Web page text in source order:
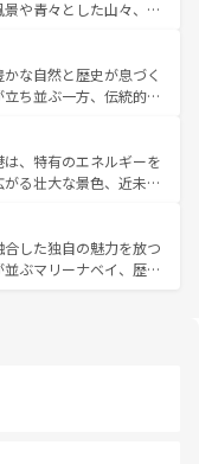
いる。夜には、韓国な
な魅力を心ゆくまで味
、新着の韓国情報はコンテンツ一
や青々とした山々、世
ノイの古い町並みやホ
物も、独特の雰囲気を
の豊かさとおいしさで
ムコーヒーなどは、ぜ
れてもあたたかい人々
と忘れられない旅にな
な自然と歴史が息づく
ち並ぶ一方、伝統的な
ェンマイなどの山岳地
ケットやクラビの美し
とができる。タイ料理
季節にも異なる楽しみ
人々、仏教を中心とし
訪れる旅人を魅了し続
、特有のエネルギーを
る壮大な景色、近未来
観光スポットが密集し
のも魅力。息をのむよ
港を存分に楽しみ尽く
した独自の魅力を放つ
ぶマリーナベイ、歴史
める外せないスポット